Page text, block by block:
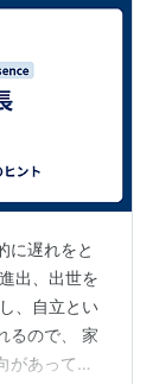
に遅れをと
出、出世を
、自立とい
るので、 家
があってし